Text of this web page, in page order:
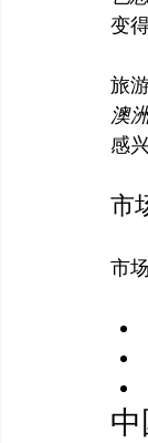
变
旅
澳
市